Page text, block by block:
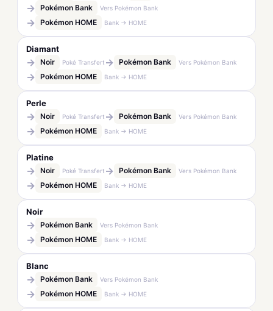
→ Pokémon Bank Vers Pokémon Bank
→ Pokémon HOME Bank → HOME
Diamant
→ Noir Poké Transfert → Pokémon Bank Vers Pokémon Bank
→ Pokémon HOME Bank → HOME
Perle
→ Noir Poké Transfert → Pokémon Bank Vers Pokémon Bank
→ Pokémon HOME Bank → HOME
Platine
→ Noir Poké Transfert → Pokémon Bank Vers Pokémon Bank
→ Pokémon HOME Bank → HOME
Noir
→ Pokémon Bank Vers Pokémon Bank
→ Pokémon HOME Bank → HOME
Blanc
→ Pokémon Bank Vers Pokémon Bank
→ Pokémon HOME Bank → HOME